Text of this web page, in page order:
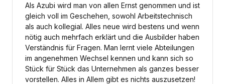
Als Azubi wird man von allen Ernst genommen und ist
gleich voll im Geschehen, sowohl Arbeitstechnisch
als auch kollegial. Alles neue wird bestens und wenn
nötig auch mehrfach erklärt und die Ausbilder haben
Verständnis für Fragen. Man lernt viele Abteilungen
im angenehmen Wechsel kennen und kann sich so
Stück für Stück das Unternehmen als ganzes besser
vorstellen. Alles in Allem gibt es nichts auszusetzen!